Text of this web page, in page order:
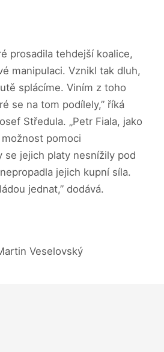
prosadila tehdejší koalice,
manipulaci. Vznikl tak dluh,
splácíme. Viním z toho
se na tom podílely,” říká
Středula. „Petr Fiala, jako
pomoci
se jejich platy nesnížily pod
jejich kupní síla.
jednat,” dodává.
Veselovský